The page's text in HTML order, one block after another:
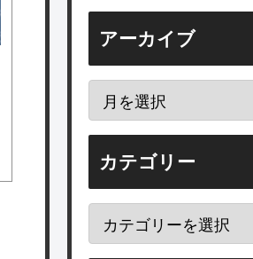
アーカイブ
カテゴリー